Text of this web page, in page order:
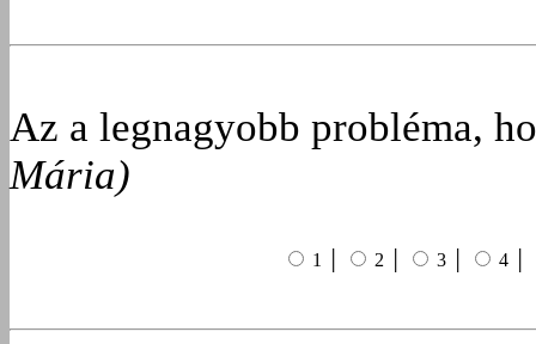
Az a legnagyobb probléma,
Mária)
1 │ 2 │ 3 │ 4 │